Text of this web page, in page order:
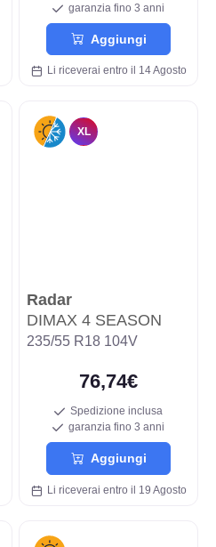
garanzia fino 3 anni
Aggiungi
Li riceverai entro il 14 Agosto
XL
Radar
DIMAX 4 SEASON
235/55 R18 104V
76,74€
Spedizione inclusa
garanzia fino 3 anni
Aggiungi
Li riceverai entro il 19 Agosto